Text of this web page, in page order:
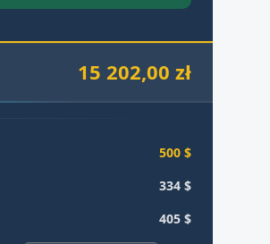
15 202,00 zł
500 $
334 $
405 $